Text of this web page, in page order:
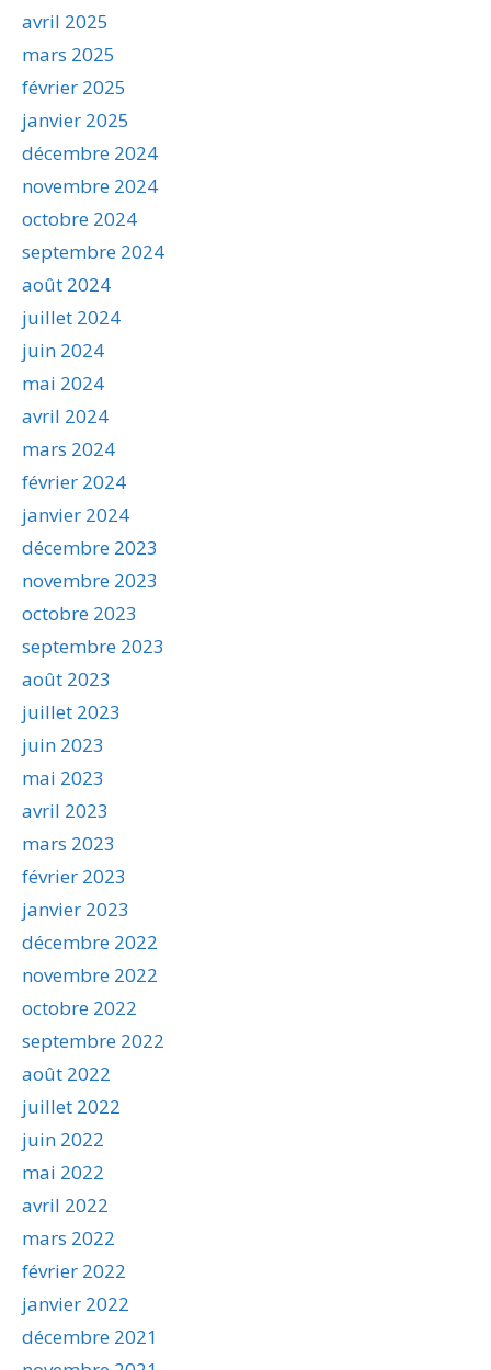
avril 2025
mars 2025
février 2025
janvier 2025
décembre 2024
novembre 2024
octobre 2024
septembre 2024
août 2024
juillet 2024
juin 2024
mai 2024
avril 2024
mars 2024
février 2024
janvier 2024
décembre 2023
novembre 2023
octobre 2023
septembre 2023
août 2023
juillet 2023
juin 2023
mai 2023
avril 2023
mars 2023
février 2023
janvier 2023
décembre 2022
novembre 2022
octobre 2022
septembre 2022
août 2022
juillet 2022
juin 2022
mai 2022
avril 2022
mars 2022
février 2022
janvier 2022
décembre 2021